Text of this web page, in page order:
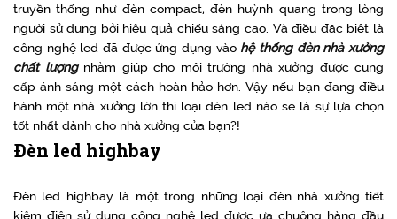
truyền thống như đèn compact, đèn huỳnh quang trong lòng
người sử dụng bởi hiệu quả chiếu sáng cao. Và điều đặc biệt là
công nghệ led đã được ứng dụng vào hệ thống đèn nhà xưởng
chất lượngnhằm giúp cho môi trường nhà xưởng được cung
cấp ánh sáng một cách hoàn hảo hơn. Vậy nếu bạn đang điều
hành một nhà xưởng lớn thì loại đèn led nào sẽ là sự lựa chọn
tốt nhất dành cho nhà xưởng của bạn?!
Đèn led highbay
Đèn led highbay là một trong những loại đèn nhà xưởng tiết
kiệm điện sử dụng công nghệ led được ưa chuộng hàng đầu